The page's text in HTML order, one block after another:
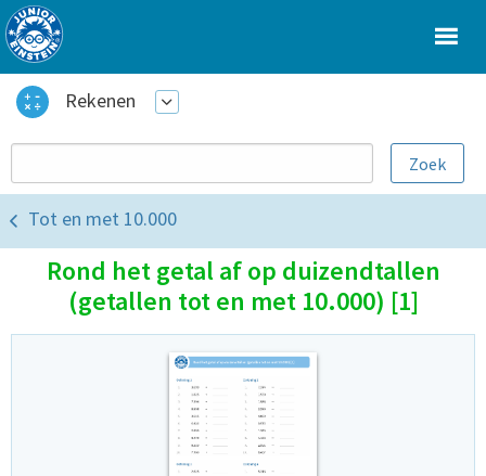
Rekenen
Tot en met 10.000
Rond het getal af op duizendtallen
(getallen tot en met 10.000) [1]